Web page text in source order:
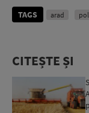
TAGS arad
CITEȘTE ȘI